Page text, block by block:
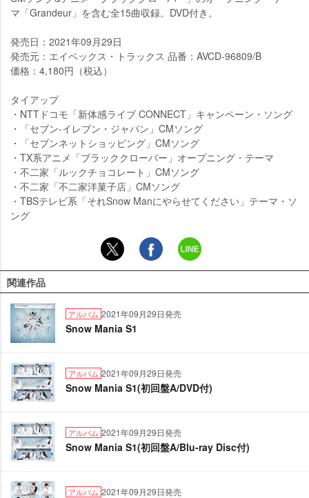
マ「Grandeur」を含む全15曲収録。DVD付き。
発売日：2021年09月29日
発売元：エイベックス・トラックス 品番：AVCD-96809/B
価格：4,180円（税込）
タイアップ
・NTTドコモ「新体感ライブ CONNECT」キャンペーン・ソング
・「セブン-イレブン・ジャパン」CMソング
・「セブンネットショッピング」CMソング
・TX系アニメ「ブラッククローバー」オープニング・テーマ
・不二家「ルックチョコレート」CMソング
・不二家「不二家洋菓子店」CMソング
・TBSテレビ系「それSnow Manにやらせてください」テーマ・ソ
ング
関連作品
アルバム 2021年09月29日発売
Snow Mania S1
アルバム 2021年09月29日発売
Snow Mania S1(初回盤A/DVD付)
アルバム 2021年09月29日発売
Snow Mania S1(初回盤A/Blu-ray Disc付)
アルバム 2021年09月29日発売